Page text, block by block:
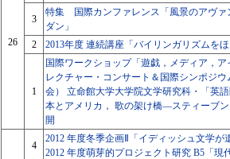
26
3
特集 国際カンファレンス「風景のアヴァ
ダン」
2 2013年度 連続講座「バイリンガリズムをほ
1
国際ワークショップ「遊戯，メディア，ア
レクチャー・コンサート＆国際シンポジ
会） 立命館大学大学院文学研究科・「英
本とアメリカ， 歌の架け橋―スティーブ
開
4
2012 年度冬季企画Ⅱ「イディッシュ文学が
2012 年度萌芽的プロジェクト研究 B5「